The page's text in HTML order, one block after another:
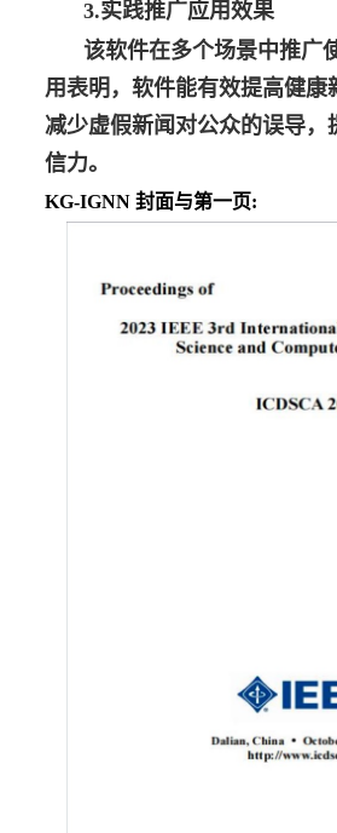
3.实践推广应用效果
该软件在多个场景中推广
用表明，软件能有效提高健
减少虚假新闻对公众的误导
信力。
KG-IGNN封面与第一页: